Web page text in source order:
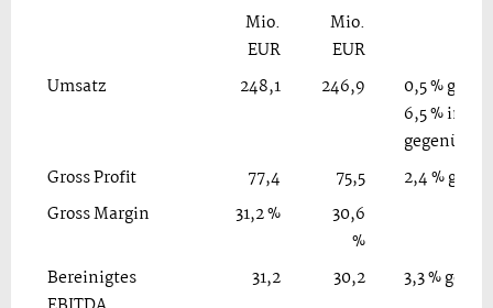
Mio.
EUR
Mio.
EUR
Umsatz
248,1 246,9
0,5 %
6,5 % in
gegenüber
Gross Profit
77,4 75,5
2,4 %
Gross Margin
31,2 %
30,6
%
Bereinigtes
31,2 30,2 3,3 %